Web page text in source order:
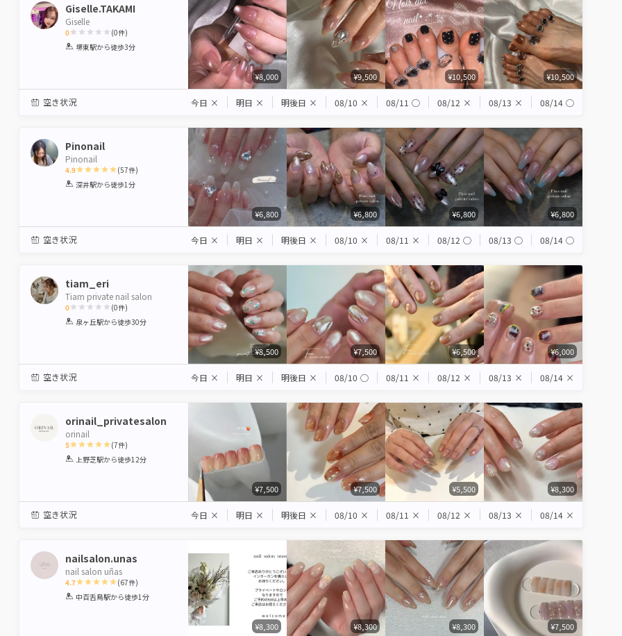
Giselle.TAKAMI
Giselle
0
1 2 3 4 5
(0件)
堺東駅から徒歩3分
¥8,000 ¥9,500 ¥10,500 ¥10,500
空き状況 今日 × 明日 × 明後日 × 08/10 × 08/11 ◯ 08/12 × 08/13 × 08/14 ◯
Pinonail
Pinonail
4.9
1 2 3 4 5
(57件)
深井駅から徒歩1分
¥6,800 ¥6,800 ¥6,800 ¥6,800
空き状況 今日 × 明日 × 明後日 × 08/10 × 08/11 × 08/12 ◯ 08/13 ◯ 08/14 ◯
tiam_eri
Tiam private nail salon
0
1 2 3 4 5
(0件)
泉ヶ丘駅から徒歩30分
¥8,500 ¥7,500 ¥6,500 ¥6,000
空き状況 今日 × 明日 × 明後日 × 08/10 ◯ 08/11 × 08/12 × 08/13 × 08/14 ×
orinail_privatesalon
orinail
5
1 2 3 4 5
(7件)
上野芝駅から徒歩12分
¥7,500 ¥7,500 ¥5,500 ¥8,300
空き状況 今日 × 明日 × 明後日 × 08/10 × 08/11 × 08/12 × 08/13 × 08/14 ×
nailsalon.unas
nail salon uñas
4.7
1 2 3 4 5
(67件)
中百舌鳥駅から徒歩1分
¥8,300 ¥8,300 ¥8,300 ¥7,500